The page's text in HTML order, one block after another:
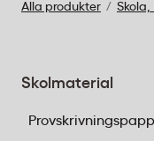
Alla produkter Skola,
Skolmaterial